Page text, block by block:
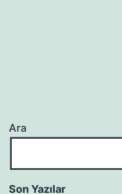
Ara
Son Yazılar